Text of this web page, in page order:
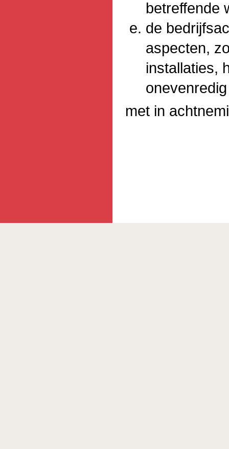
betreffende
de
aspecten,
installaties,
met in